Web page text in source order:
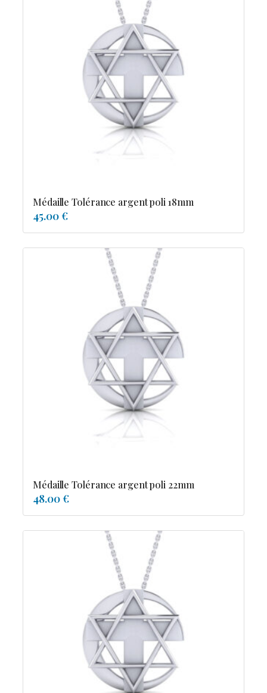
Médaille Tolérance argent poli 18mm
45.00 €
Médaille Tolérance argent poli 22mm
48.00 €